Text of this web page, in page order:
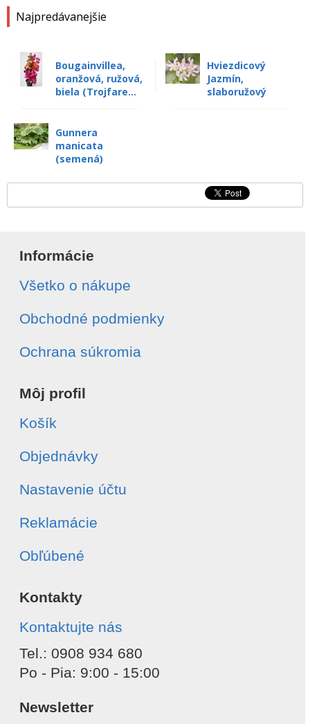
Najpredávanejšie
Bougainvillea,
oranžová, ružová,
biela (Trojfare...
Hviezdicový
Jazmín,
slaboružový
Gunnera
manicata
(semená)
Informácie
Všetko o nákupe
Obchodné podmienky
Ochrana súkromia
Môj profil
Košík
Objednávky
Nastavenie účtu
Reklamácie
Obľúbené
Kontakty
Kontaktujte nás
Tel.: 0908 934 680
Po - Pia: 9:00 - 15:00
Newsletter